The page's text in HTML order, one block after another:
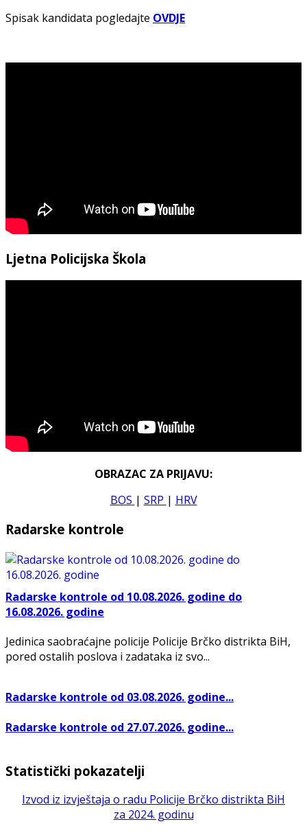
Spisak kandidata pogledajte OVDJE
Ljetna Policijska Škola
OBRAZAC ZA PRIJAVU:
BOS | SRP | HRV
Radarske kontrole
Radarske kontrole od 10.08.2026. godine do
16.08.2026. godine
Jedinica saobraćajne policije Policije Brčko distrikta BiH,
pored ostalih poslova i zadataka iz svo...
Radarske kontrole od 03.08.2026. godine...
Radarske kontrole od 27.07.2026. godine...
Statistički pokazatelji
Izvod iz izvještaja o radu Policije Brčko distrikta BiH
za 2024. godinu